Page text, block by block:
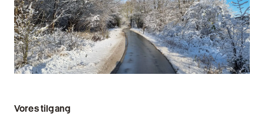
Vores tilgang